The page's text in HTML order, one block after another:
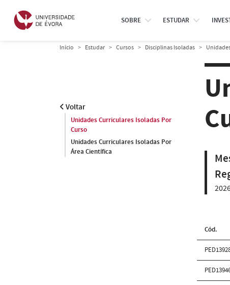
SOBRE ESTUDAR
Início Estudar Cursos Disciplinas Isoladas
Voltar
Unidades Curriculares Isoladas Por
Curso
Unidades Curriculares Isoladas Por
Área Científica
Cód.